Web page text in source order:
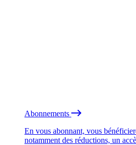
Abonnements
En vous abonnant, vous
notamment des réductions, un